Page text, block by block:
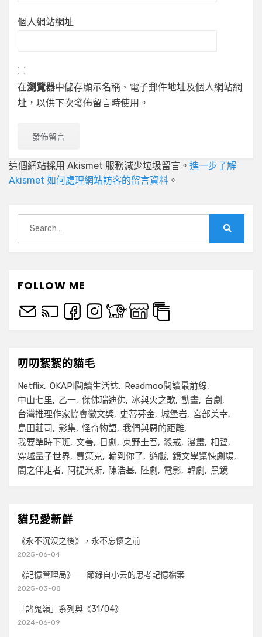
個人網站網址
在瀏覽器中儲存顯示名稱、電子郵件地址及個人網站網
址，以供下次發佈留言時使用。
這個網站採用 Akismet 服務減少垃圾留言。 進一步了解
Akismet 如何處理網站訪客的留言資料 。
for:
FOLLOW ME
叨叨絮絮的貓毛
Netflix OKAPI閱讀生活誌
Readmoo閱讀最前線
中山七里
乙一 傑佛瑞迪佛 冰與火之歌 動畫
台劇
台灣推理作家協會徵文獎
史蒂芬金 城堡岩
宮部美幸
島田莊司
影集 怪奇物語 我們與惡的距離
我要準時下班
文善 日劇 東野圭吾 殺戒 漫畫 相聲
穿越量子世界
費策克 輪到你了 遊戲 鏡文學驚悚劇場
闇之伴走者
阿提米斯 陳浩基 陸劇 電影 韓劇 黑鏡
貓兒愛新鮮
《永不沉沒之後》，永不忘懷之前
2025-06-04
《記憶管理局》──節錄自小云的思考記憶檔案
2025-03-08
「諸鬼嶺」系列與《31/04》
2024-06-09